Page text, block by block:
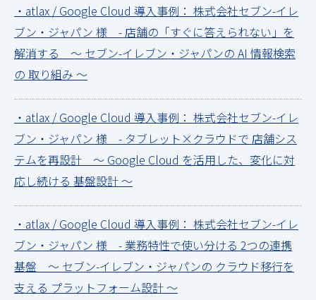
・atlax / Google Cloud 導入事例： 株式会社セブン-イレ
ブン・ジャパン 様 - 店舗の「すぐに答えられない」を
解消する ～ セブン-イレブン・ジャパンの AI 情報検索
の 取り組み ～
・atlax / Google Cloud 導入事例： 株式会社セブン-イレ
ブン・ジャパン 様 - タブレット×クラウドで 店舗シス
テムを再設計 ～ Google Cloud を活用した、変化に対
応し続ける 基盤設計 ～
・atlax / Google Cloud 導入事例： 株式会社セブン-イレ
ブン・ジャパン 様 - 業務特性で使い分ける 2つの連携
基盤 ～ セブン-イレブン・ジャパンの クラウド移行を
支える プラットフォーム設計 ～